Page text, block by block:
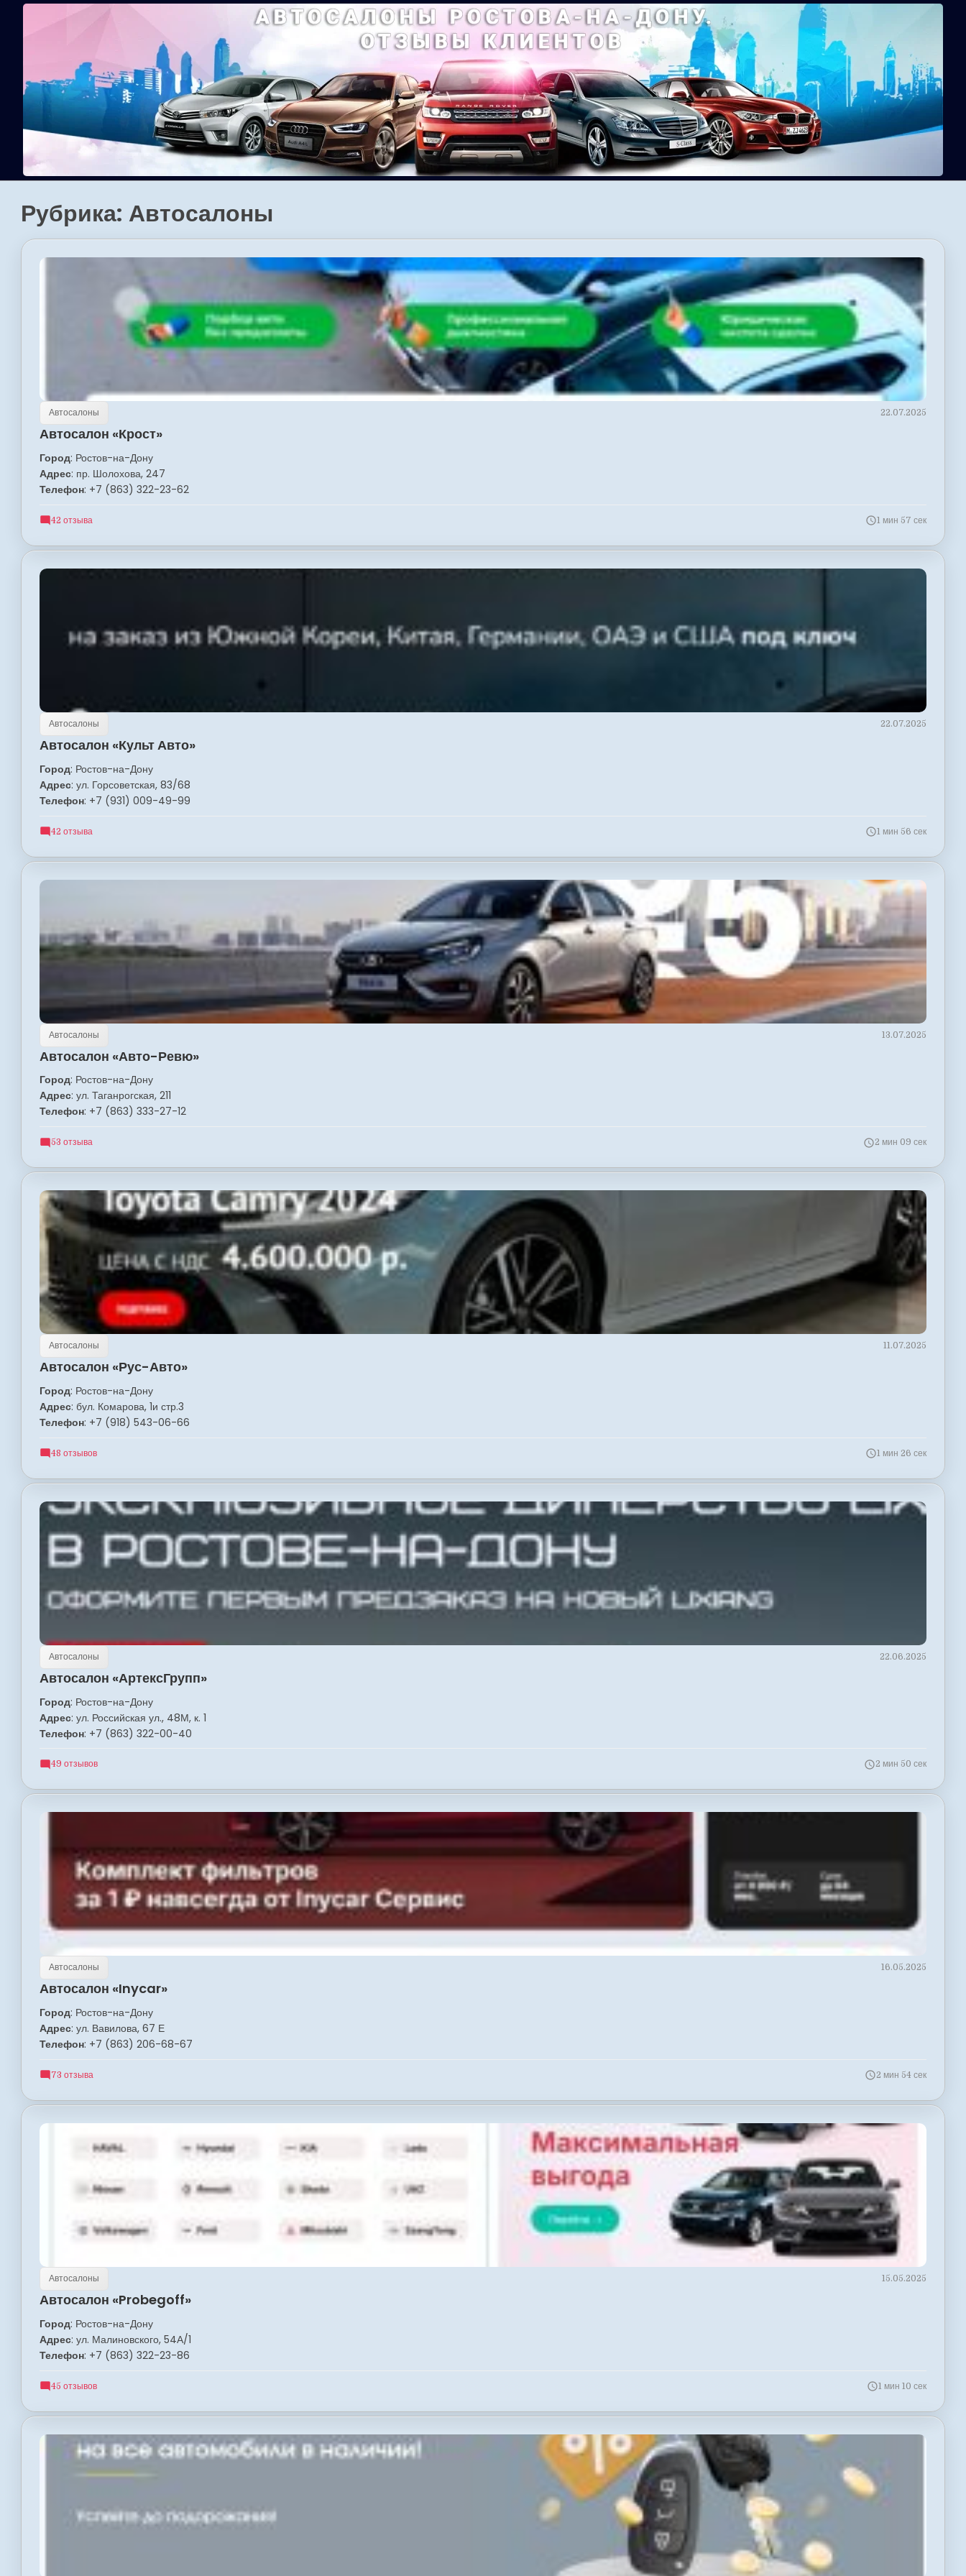
Рубрика: Автосалоны
Автосалоны 22.07.2025
Автосалон «Крост»
Город: Ростов-на-Дону
Адрес: пр. Шолохова, 247
Телефон: +7 (863) 322-23-62
42 отзыва 1 мин 57 сек
Автосалоны 22.07.2025
Автосалон «Культ Авто»
Город: Ростов-на-Дону
Адрес: ул. Горсоветская, 83/68
Телефон: +7 (931) 009-49-99
42 отзыва 1 мин 56 сек
Автосалоны 13.07.2025
Автосалон «Авто-Ревю»
Город: Ростов-на-Дону
Адрес: ул. Таганрогская, 211
Телефон: +7 (863) 333-27-12
53 отзыва 2 мин 09 сек
Автосалоны 11.07.2025
Автосалон «Рус-Авто»
Город: Ростов-на-Дону
Адрес: бул. Комарова, 1и стр.3
Телефон: +7 (918) 543-06-66
48 отзывов 1 мин 26 сек
Автосалоны 22.06.2025
Автосалон «АртексГрупп»
Город: Ростов-на-Дону
Адрес: ул. Российская ул., 48М, к. 1
Телефон: +7 (863) 322-00-40
49 отзывов 2 мин 50 сек
Автосалоны 16.05.2025
Автосалон «Inycar»
Город: Ростов-на-Дону
Адрес: ул. Вавилова, 67 Е
Телефон: +7 (863) 206-68-67
73 отзыва 2 мин 54 сек
Автосалоны 15.05.2025
Автосалон «Probegoff»
Город: Ростов-на-Дону
Адрес: ул. Малиновского, 54А/1
Телефон: +7 (863) 322-23-86
45 отзывов 1 мин 10 сек